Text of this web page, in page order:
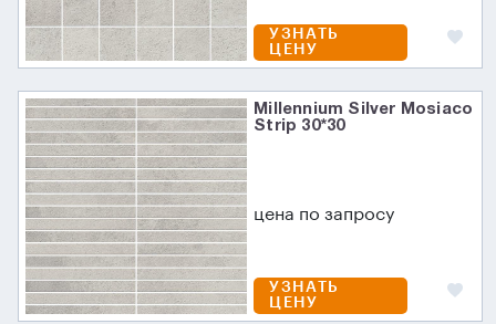
УЗНАТЬ
ЦЕНУ
Millennium Silver Mosiaco
Strip 30*30
цена по запросу
УЗНАТЬ
ЦЕНУ